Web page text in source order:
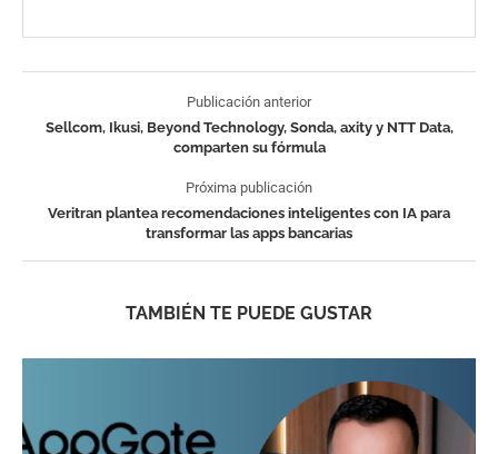
Publicación anterior
Sellcom, Ikusi, Beyond Technology, Sonda, axity y NTT Data,
comparten su fórmula
Próxima publicación
Veritran plantea recomendaciones inteligentes con IA para
transformar las apps bancarias
TAMBIÉN TE PUEDE GUSTAR